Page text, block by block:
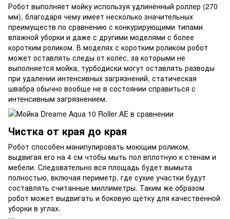
Робот выполняет мойку используя удлинённый роллер (270
мм), благодаря чему имеет несколько значительных
преимуществ по сравнению с конкурирующими типами
влажной уборки и даже с другими моделями с более
коротким роликом. В моделях с коротким роликом робот
может оставлять следы от колёс, за которыми не
выполняется мойка, турбодиски могут оставлять разводы
при удалении интенсивных загрязнений, статическая
швабра обычно вообще не в состоянии справиться с
интенсивным загрязнением.
Чистка от края до края
Робот способен манипулировать моющим роликом,
выдвигая его на 4 см чтобы мыть пол вплотную к стенам и
мебели. Следовательно вся площадь будет вымыта
полностью, включая периметр, где сухие участки будут
составлять считанные миллиметры. Таким же образом
робот может выдвигать и боковую щётку для качественной
уборки в углах.